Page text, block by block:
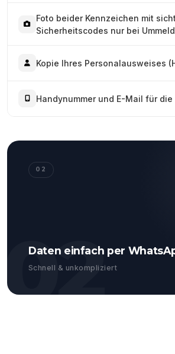
Foto beider Kennzeichen mit
Sicherheitscodes nur bei
Kopie Ihres Personalausweises
Handynummer und E-Mail für
02
02
Daten einfach per
Schnell & unkompliziert